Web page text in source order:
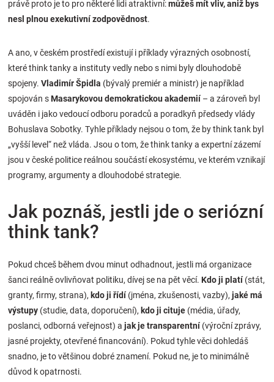
právě proto je to pro některé lidi atraktivní:můžeš mít vliv, aniž bys
nesl plnou exekutivní zodpovědnost.
A ano, v českém prostředí existují i příklady výrazných osobností,
které think tanky a instituty vedly nebo s nimi byly dlouhodobě
spojeny. Vladimír Špidla (bývalý premiér a ministr) je například
spojován sMasarykovou demokratickou akademií– a zároveň byl
uváděn i jako vedoucí odboru poradců a poradkyň předsedy vlády
Bohuslava Sobotky. Tyhle příklady nejsou o tom, že by think tank byl
„vyšší level“ než vláda. Jsou o tom, že think tanky a expertní zázemí
jsou v české politice reálnou součástí ekosystému, ve kterém vznikají
programy, argumenty a dlouhodobé strategie.
Jak poznáš, jestli jde o seriózní
think tank?
Pokud chceš během dvou minut odhadnout, jestli má organizace
šanci reálně ovlivňovat politiku, dívej se na pět věcí. Kdo ji platí(stát,
granty, firmy, strana), kdo ji řídí(jména, zkušenosti, vazby), jaké má
výstupy (studie, data, doporučení), kdo ji cituje (média, úřady,
poslanci, odborná veřejnost) a jak je transparentní(výroční zprávy,
jasné projekty, otevřené financování). Pokud tyhle věci dohledáš
snadno, je to většinou dobré znamení. Pokud ne, je to minimálně
důvod k opatrnosti.